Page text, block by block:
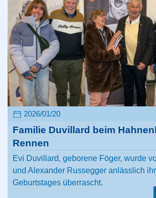
2026/01/20
Familie Duvillard beim
Rennen
Evi Duvillard, geborene Föger, wurde
und Alexander Russegger anlässlich
Geburtstages überrascht.